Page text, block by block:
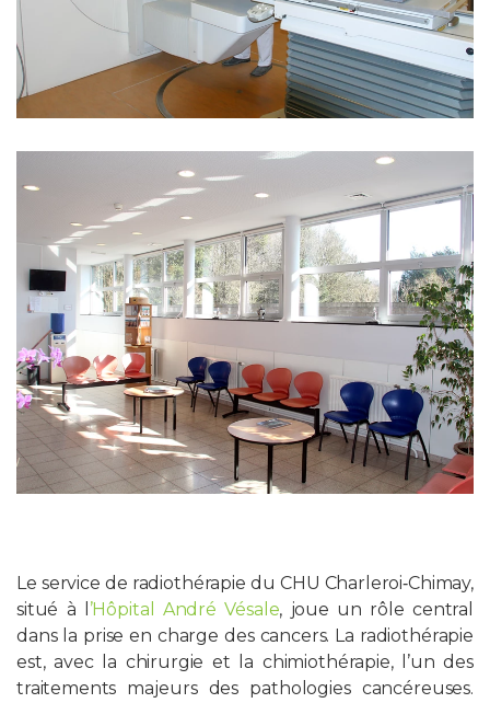
Le service de radiothérapie du CHU Charleroi‑Chimay,
situé à l ’Hôpital André Vésale, joue un rôle central
dans la prise en charge des cancers. La radiothérapie
est, avec la chirurgie et la chimiothérapie, l’un des
traitements majeurs des pathologies cancéreuses.